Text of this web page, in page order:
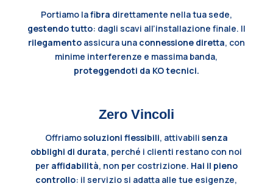
Portiamo lafibra direttamente nella tua sede,
gestendo tutto: dagli scavi all’installazione finale. Il
rilegamentoassicura una connessione diretta, con
minime interferenze e massima banda,
proteggendoti da KO tecnici.
Zero Vincoli
Offriamosoluzioni flessibili, attivabili senza
obblighi di durata, perché i clienti restano con noi
per affidabilità, non per costrizione. Hai il pieno
controllo: il servizio si adatta alle tue esigenze,